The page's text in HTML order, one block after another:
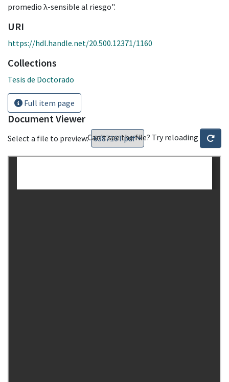
promedio λ-sensible al riesgo".
URI
https://hdl.handle.net/20.500.12371/1160
Collections
Tesis de Doctorado
Full item page
Document Viewer
Select a file to preview:Can't see the file? Try reloading